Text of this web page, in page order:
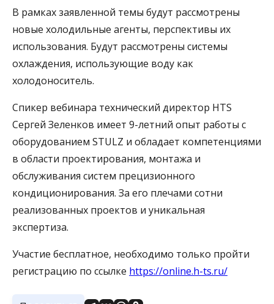
В рамках заявленной темы будут рассмотрены
новые холодильные агенты, перспективы их
использования. Будут рассмотрены системы
охлаждения, использующие воду как
холодоноситель.
Спикер вебинара технический директор HTS
Сергей Зеленков имеет 9-летний опыт работы с
оборудованием STULZ и обладает компетенциями
в области проектирования, монтажа и
обслуживания систем прецизионного
кондиционирования. За его плечами сотни
реализованных проектов и уникальная
экспертиза.
Участие бесплатное, необходимо только пройти
регистрацию по ссылке https://online.h-ts.ru/